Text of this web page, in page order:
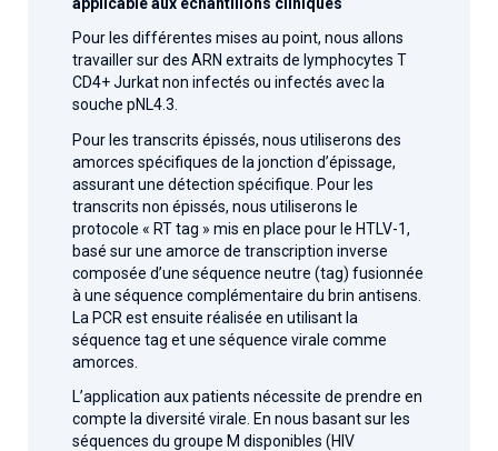
applicable aux échantillons cliniques
Pour les différentes mises au point, nous allons
travailler sur des ARN extraits de lymphocytes T
CD4+ Jurkat non infectés ou infectés avec la
souche pNL4.3.
Pour les transcrits épissés, nous utiliserons des
amorces spécifiques de la jonction d’épissage,
assurant une détection spécifique. Pour les
transcrits non épissés, nous utiliserons le
protocole « RT tag » mis en place pour le HTLV-1,
basé sur une amorce de transcription inverse
composée d’une séquence neutre (tag) fusionnée
à une séquence complémentaire du brin antisens.
La PCR est ensuite réalisée en utilisant la
séquence tag et une séquence virale comme
amorces.
L’application aux patients nécessite de prendre en
compte la diversité virale. En nous basant sur les
séquences du groupe M disponibles (HIV